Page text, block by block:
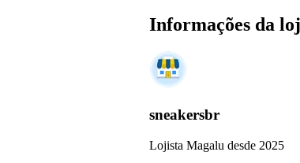
Informações da
sneakersbr
Lojista Magalu desde 2025